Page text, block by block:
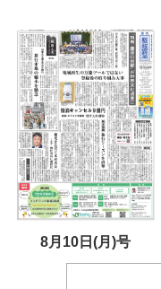
8月10日(月)号